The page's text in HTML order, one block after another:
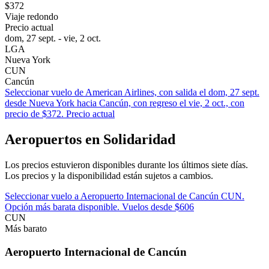
$372
Viaje redondo
Precio actual
dom, 27 sept. - vie, 2 oct.
LGA
Nueva York
CUN
Cancún
Seleccionar vuelo de American Airlines, con salida el dom, 27 sept.
desde Nueva York hacia Cancún, con regreso el vie, 2 oct., con
precio de $372. Precio actual
Aeropuertos en Solidaridad
Los precios estuvieron disponibles durante los últimos siete días.
Los precios y la disponibilidad están sujetos a cambios.
Seleccionar vuelo a Aeropuerto Internacional de Cancún CUN.
Opción más barata disponible. Vuelos desde $606
CUN
Más barato
Aeropuerto Internacional de Cancún